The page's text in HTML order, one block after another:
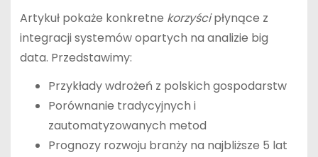
Artykuł pokaże konkretne korzyścipłynące z
integracji systemów opartych na analizie big
data. Przedstawimy:
Przykłady wdrożeń z polskich gospodarstw
Porównanie tradycyjnych i
zautomatyzowanych metod
Prognozy rozwoju branży na najbliższe 5 lat